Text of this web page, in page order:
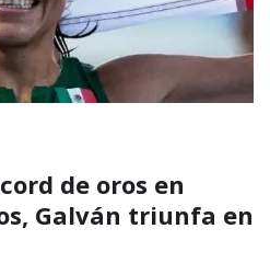
de oros en
Galván triunfa en